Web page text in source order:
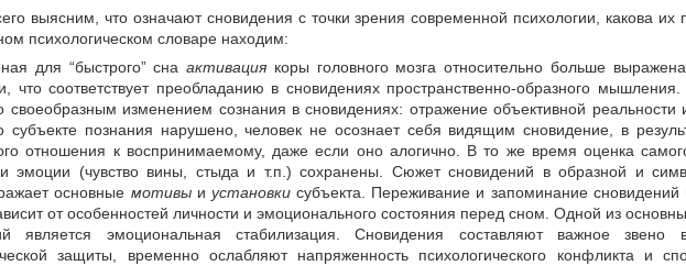
выясним, что означают сновидения с точки зрения современной психологии, какова их
психологическом словаре находим:
для “быстрого” сна активация коры головного мозга относительно больше
что соответствует преобладанию в сновидениях пространственно-образного
своеобразным изменением сознания в сновидениях: отражение объективной реальности
субъекте познания нарушено, человек не осознает себя видящим сновидение, в
отношения к воспринимаемому, даже если оно алогично. В то же время оценка
эмоции (чувство вины, стыда и т.п.) сохранены. Сюжет сновидений в образной и
основные мотивы и установкисубъекта. Переживание и запоминание сновидений
от особенностей личности и эмоционального состояния перед сном. Одной из
является эмоциональная стабилизация. Сновидения составляют важное звено
защиты, временно ослабляют напряженность психологического конфликта и